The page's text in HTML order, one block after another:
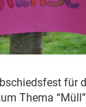
für
Thema